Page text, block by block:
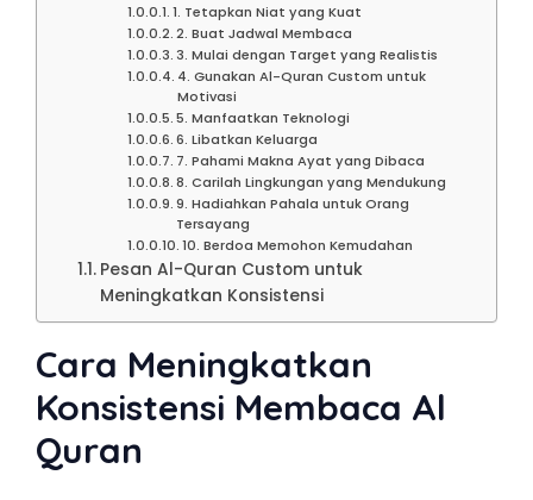
1. Tetapkan Niat yang Kuat
2. Buat Jadwal Membaca
3. Mulai dengan Target yang Realistis
4. Gunakan Al-Quran Custom untuk
Motivasi
5. Manfaatkan Teknologi
6. Libatkan Keluarga
7. Pahami Makna Ayat yang Dibaca
8. Carilah Lingkungan yang Mendukung
9. Hadiahkan Pahala untuk Orang
Tersayang
10. Berdoa Memohon Kemudahan
Pesan Al-Quran Custom untuk
Meningkatkan Konsistensi
Cara Meningkatkan
Konsistensi Membaca Al
Quran